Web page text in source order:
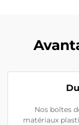
Nos boîtes
matériaux